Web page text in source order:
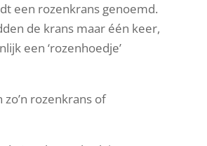
een rozenkrans genoemd.
de krans maar één keer,
een ‘rozenhoedje’
zo’n rozenkrans of